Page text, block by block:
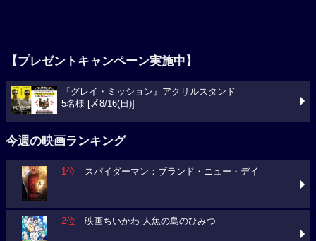
【プレゼントキャンペーン実施中】
『グレイ・ミッション』アクリルスタンド
5名様 [〆8/16(日)]
今週の映画ランキング
1位 スパイダーマン：ブランド・ニュー・デイ
2位 映画ちいかわ 人魚の島のひみつ